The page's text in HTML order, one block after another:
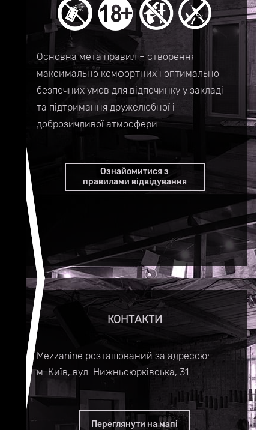
Основна мета правил – створення
максимально комфортних і оптимально
безпечних умов для відпочинку у закладі
та підтримання дружелюбної і
доброзичливої атмосфери.
Ознайомитися з
правилами відвідування
КОНТАКТИ
Mezzanine розташований за адресою:
м. Київ, вул. Нижньоюрківська, 31
Переглянути на мапі